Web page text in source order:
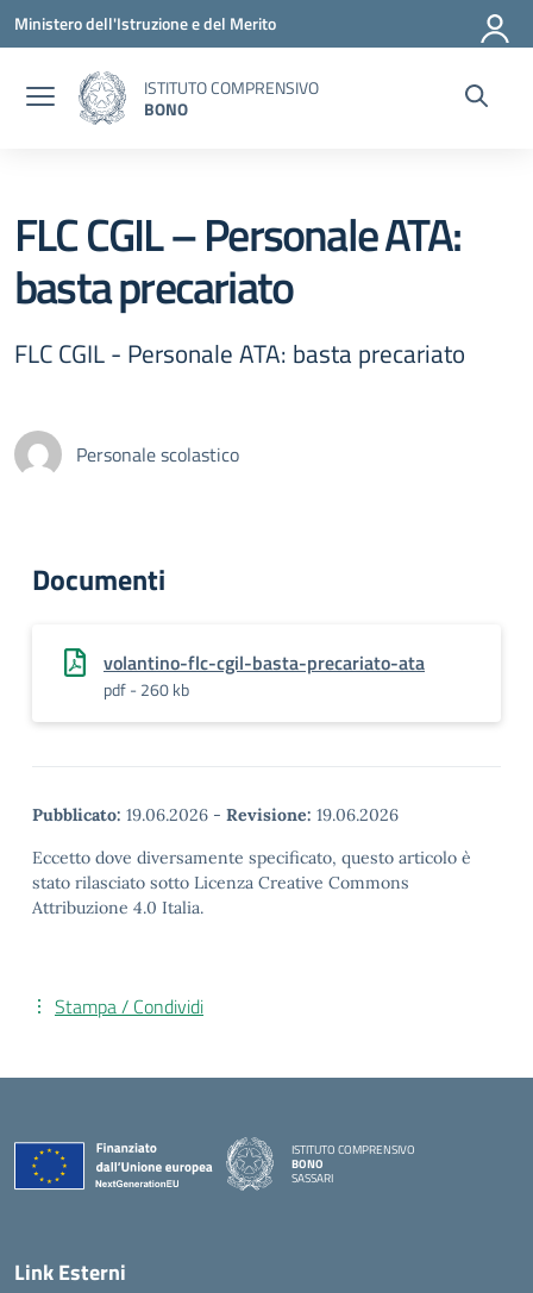
Vai ai contenuti
Vai al menu di navigazione
Vai al footer
Ministero dell'Istruzione e del Merito
ISTITUTO COMPRENSIVO
BONO
FLC CGIL – Personale ATA:
basta precariato
FLC CGIL - Personale ATA: basta precariato
Personale scolastico
Documenti
volantino-flc-cgil-basta-precariato-ata
pdf - 260 kb
Pubblicato: 19.06.2026 - Revisione: 19.06.2026
Eccetto dove diversamente specificato, questo articolo è
stato rilasciato sotto Licenza Creative Commons
Attribuzione 4.0 Italia.
Stampa / Condividi
ISTITUTO COMPRENSIVO
BONO
SASSARI
Link Esterni